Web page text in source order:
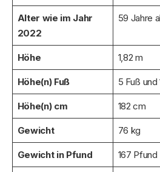
Alter wie im Jahr
2022
59 Jahre
Höhe 1,82 m
Höhe(n) Fuß 5 Fuß und
Höhe(n) cm 182 cm
Gewicht 76 kg
Gewicht in Pfund 167 Pfund